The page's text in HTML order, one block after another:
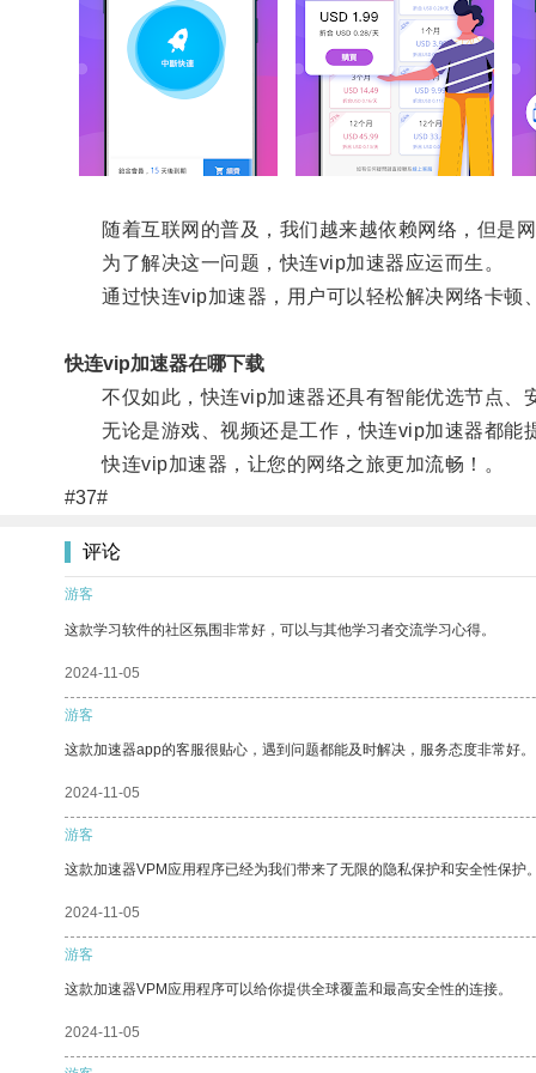
随着互联网的普及，我们越来越依赖网络，但是网
为了解决这一问题，快连vip加速器应运而生。
通过快连vip加速器，用户可以轻松解决网络卡顿
快连vip加速器在哪下载
不仅如此，快连vip加速器还具有智能优选节点、
无论是游戏、视频还是工作，快连vip加速器都能
快连vip加速器，让您的网络之旅更加流畅！。
#37#
评论
游客
这款学习软件的社区氛围非常好，可以与其他学习者交流学习心得。
2024-11-05
游客
这款加速器app的客服很贴心，遇到问题都能及时解决，服务态度非常好。
2024-11-05
游客
这款加速器VPM应用程序已经为我们带来了无限的隐私保护和安全性保护
2024-11-05
游客
这款加速器VPM应用程序可以给你提供全球覆盖和最高安全性的连接。
2024-11-05